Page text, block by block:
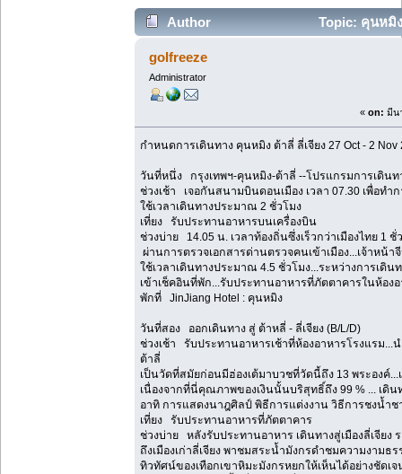
Author Topic: คุนหมิ
golfreeze
Administrator
« on: มีน
กำหนดการเดินทาง คุนหมิง ต้าลี่ ลี่เจียง 27 Oct - 2 Nov
วันที่หนึ่ง กรุงเทพฯ-คุนหมิง-ต้าลี่ --โปรแกรมการเดินท
ช่วงเช้า เจอกันสนามบินดอนเมือง เวลา 07.30 เพื่อท
ใช้เวลาเดินทางประมาณ 2 ชั่วโมง
เที่ยง รับประทานอาหารบนเครื่องบิน
ช่วงบ่าย 14.05 น. เวลาท้องถิ่นซึ่งเร็วกว่าเมืองไทย 1
ผ่านการตรวจเอกสารด่านตรวจคนเข้าเมือง...เจ้าหน้
ใช้เวลาเดินทางประมาณ 4.5 ชั่วโมง...ระหว่างการเดิ
เข้าเช็คอินที่พัก...รับประทานอาหารที่ภัตตาคารในห้อง
พักที่ JinJiang Hotel : คุนหมิง
วันที่สอง ออกเดินทาง สู่ ต้าหลี่ - ลี่เจียง (B/L/D)
ช่วงเช้า รับประทานอาหารเช้าที่ห้องอาหารโรงแรม
ต้าลี่
เป็นวัดที่สมัยก่อนมีฮ่องเต้มาบวชที่วัดนี้ถึง 13 พระองค์...
เนื่องจากที่นี่คุณภาพของเงินนั้นบริสุทธิ์ถึง 99 % ... เ
อาทิ การแสดงนาฎศิลป์ พิธีการแต่งงาน วิธีการชงน้ำ
เที่ยง รับประทานอาหารที่ภัตตาคาร
ช่วงบ่าย หลังรับประทานอาหาร เดินทางสู่เมืองลี่เจียง
ถึงเมืองเก่าลี่เจียง พาชมสระน้ำมังกรดำชมความงา
ทิวทัศน์ของเทือกเขาหิมะมังกรหยกให้เห็นได้อย่างชัดเ